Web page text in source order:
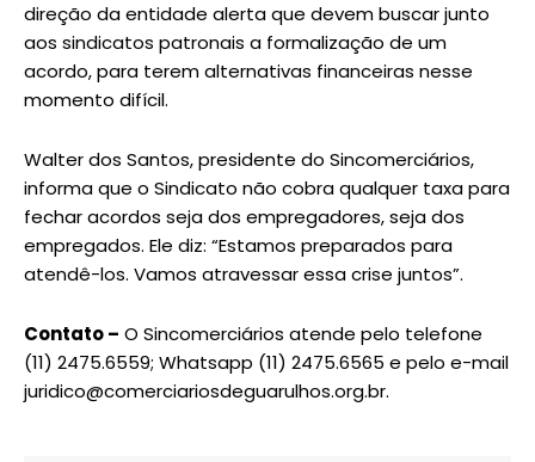
direção da entidade alerta que devem buscar junto
aos sindicatos patronais a formalização de um
acordo, para terem alternativas financeiras nesse
momento difícil.
Walter dos Santos, presidente do Sincomerciários,
informa que o Sindicato não cobra qualquer taxa para
fechar acordos seja dos empregadores, seja dos
empregados. Ele diz: “Estamos preparados para
atendê-los. Vamos atravessar essa crise juntos”.
Contato – O Sincomerciários atende pelo telefone
(11) 2475.6559; Whatsapp (11) 2475.6565 e pelo e-mail
juridico@comerciariosdeguarulhos.org.br.